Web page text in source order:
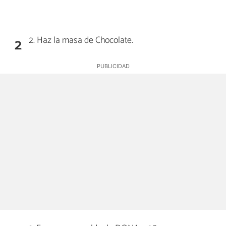
2 2. Haz la masa de Chocolate.